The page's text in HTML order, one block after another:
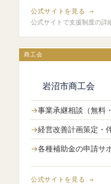
公式サイトを見る →
公式サイトで支援制度の詳
商工会
岩沼市商工会
事業承継相談（無料
経営改善計画策定・
各種補助金の申請サ
公式サイトを見る →